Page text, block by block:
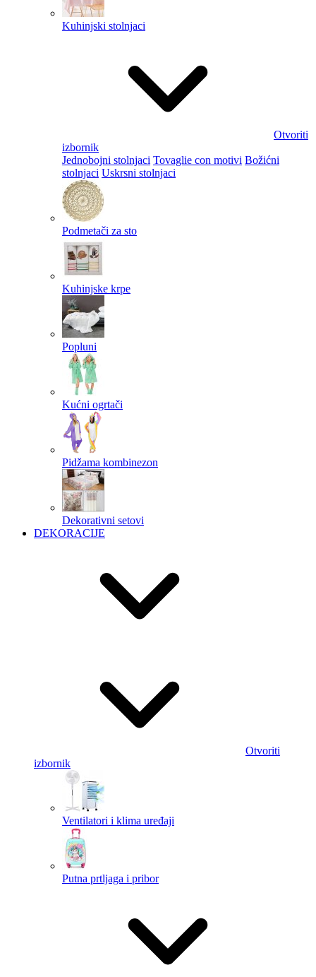
Kuhinjski stolnjaci
Otvoriti
izbornik
Jednobojni stolnjaci Tovaglie con motivi Božićni
stolnjaci Uskrsni stolnjaci
Podmetači za sto
Kuhinjske krpe
Popluni
Kućni ogrtači
Pidžama kombinezon
Dekorativni setovi
DEKORACIJE
Otvoriti
izbornik
Ventilatori i klima uređaji
Putna prtljaga i pribor